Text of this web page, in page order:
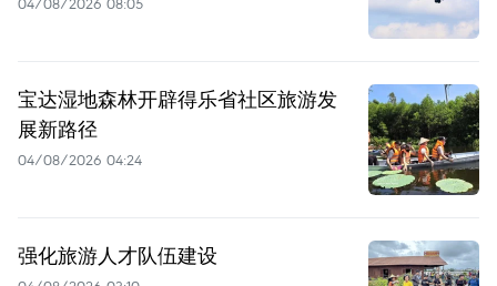
宝达湿地森林开辟得乐省社区旅游发
展新路径
04/08/2026 04:24
强化旅游人才队伍建设